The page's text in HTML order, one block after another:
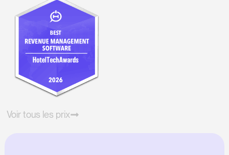
Voir tous les prix